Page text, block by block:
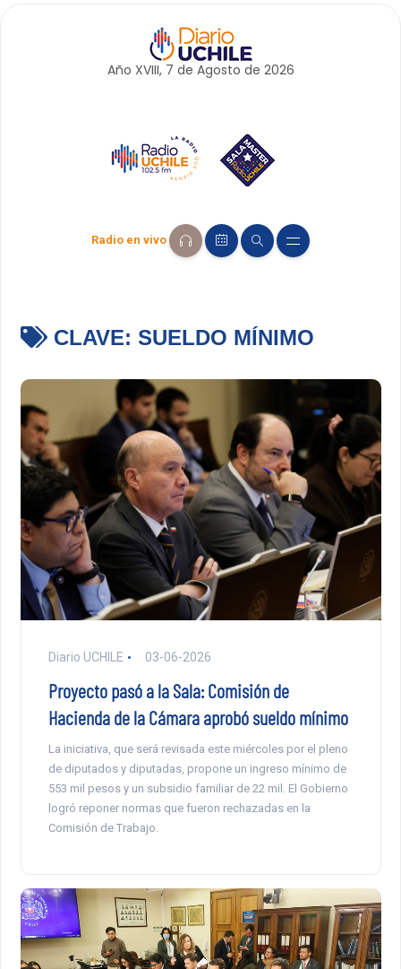
Año XVIII, 7 de Agosto de 2026
Radio en vivo
CLAVE: SUELDO MÍNIMO
Diario UCHILE 03-06-2026
Proyecto pasó a la Sala: Comisión de
Hacienda de la Cámara aprobó sueldo mínimo
La iniciativa, que será revisada este miércoles por el pleno
de diputados y diputadas, propone un ingreso mínimo de
553 mil pesos y un subsidio familiar de 22 mil. El Gobierno
logró reponer normas que fueron rechazadas en la
Comisión de Trabajo.